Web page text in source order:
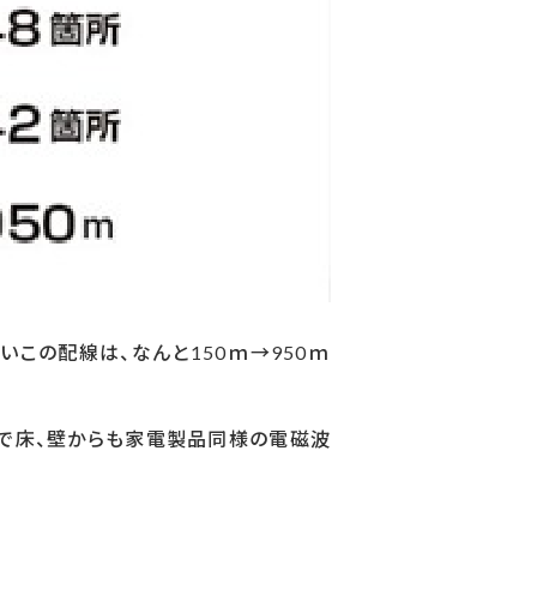
いこの配線は、なんと150ｍ→950ｍ
床、壁からも家電製品同様の電磁波